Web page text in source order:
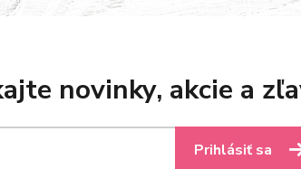
novinky, akcie a
Prihlásiť sa